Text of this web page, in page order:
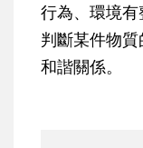
行為、環境
判斷某件物
和諧關係。